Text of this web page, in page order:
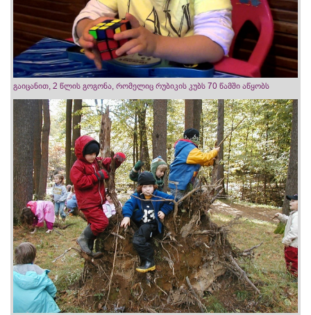
გაიცანით, 2 წლის გოგონა, რომელიც რუბიკის კუბს 70 წამში აწყობს